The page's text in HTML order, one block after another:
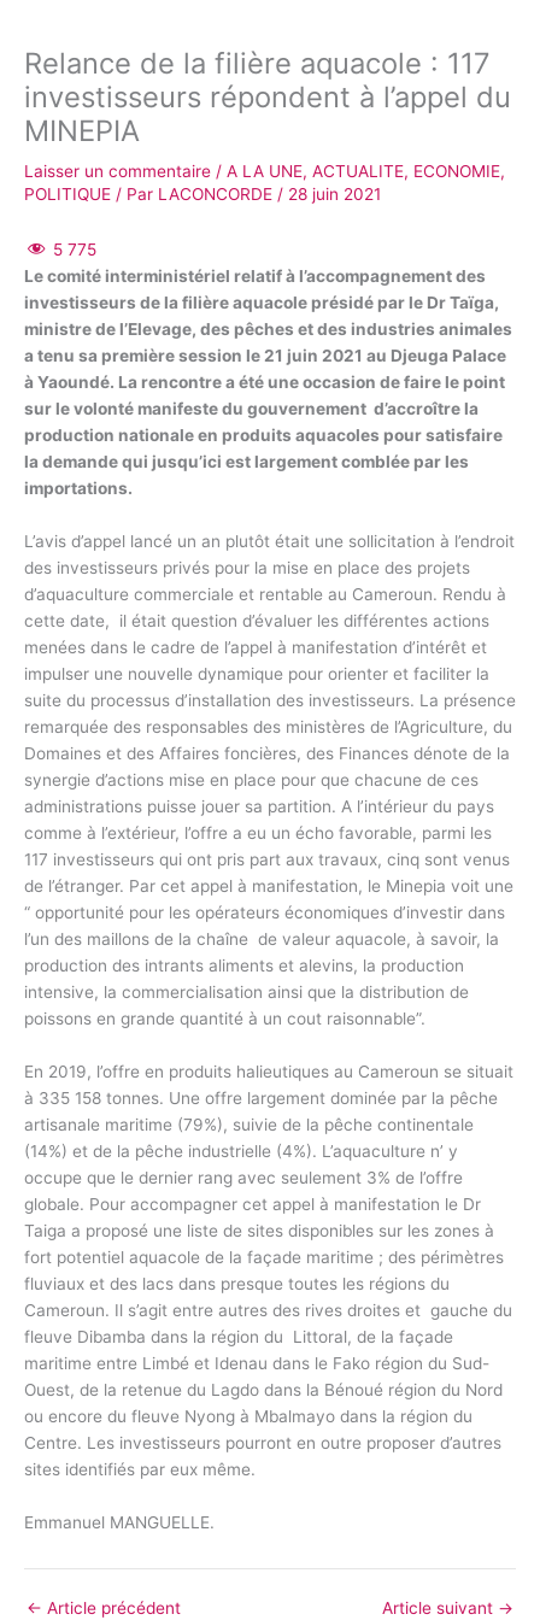
Relance de la filière aquacole : 117
investisseurs répondent à l’appel du
MINEPIA
Laisser un commentaire / A LA UNE, ACTUALITE, ECONOMIE,
POLITIQUE / Par LACONCORDE / 28 juin 2021
5 775
Le comité interministériel relatif à l’accompagnement des
investisseurs de la filière aquacole présidé par le Dr Taïga,
ministre de l’Elevage, des pêches et des industries animales
a tenu sa première session le 21 juin 2021 au Djeuga Palace
à Yaoundé. La rencontre a été une occasion de faire le point
sur le volonté manifeste du gouvernement d’accroître la
production nationale en produits aquacoles pour satisfaire
la demande qui jusqu’ici est largement comblée par les
importations.
L’avis d’appel lancé un an plutôt était une sollicitation à l’endroit
des investisseurs privés pour la mise en place des projets
d’aquaculture commerciale et rentable au Cameroun. Rendu à
cette date, il était question d’évaluer les différentes actions
menées dans le cadre de l’appel à manifestation d’intérêt et
impulser une nouvelle dynamique pour orienter et faciliter la
suite du processus d’installation des investisseurs. La présence
remarquée des responsables des ministères de l’Agriculture, du
Domaines et des Affaires foncières, des Finances dénote de la
synergie d’actions mise en place pour que chacune de ces
administrations puisse jouer sa partition. A l’intérieur du pays
comme à l’extérieur, l’offre a eu un écho favorable, parmi les
117 investisseurs qui ont pris part aux travaux, cinq sont venus
de l’étranger. Par cet appel à manifestation, le Minepia voit une
“ opportunité pour les opérateurs économiques d’investir dans
l’un des maillons de la chaîne de valeur aquacole, à savoir, la
production des intrants aliments et alevins, la production
intensive, la commercialisation ainsi que la distribution de
poissons en grande quantité à un cout raisonnable”.
En 2019, l’offre en produits halieutiques au Cameroun se situait
à 335 158 tonnes. Une offre largement dominée par la pêche
artisanale maritime (79%), suivie de la pêche continentale
(14%) et de la pêche industrielle (4%). L’aquaculture n’ y
occupe que le dernier rang avec seulement 3% de l’offre
globale. Pour accompagner cet appel à manifestation le Dr
Taiga a proposé une liste de sites disponibles sur les zones à
fort potentiel aquacole de la façade maritime ; des périmètres
fluviaux et des lacs dans presque toutes les régions du
Cameroun. Il s’agit entre autres des rives droites et gauche du
fleuve Dibamba dans la région du Littoral, de la façade
maritime entre Limbé et Idenau dans le Fako région du Sud-
Ouest, de la retenue du Lagdo dans la Bénoué région du Nord
ou encore du fleuve Nyong à Mbalmayo dans la région du
Centre. Les investisseurs pourront en outre proposer d’autres
sites identifiés par eux même.
Emmanuel MANGUELLE.
← Article précédent Article suivant →